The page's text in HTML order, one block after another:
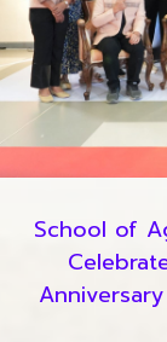
School of